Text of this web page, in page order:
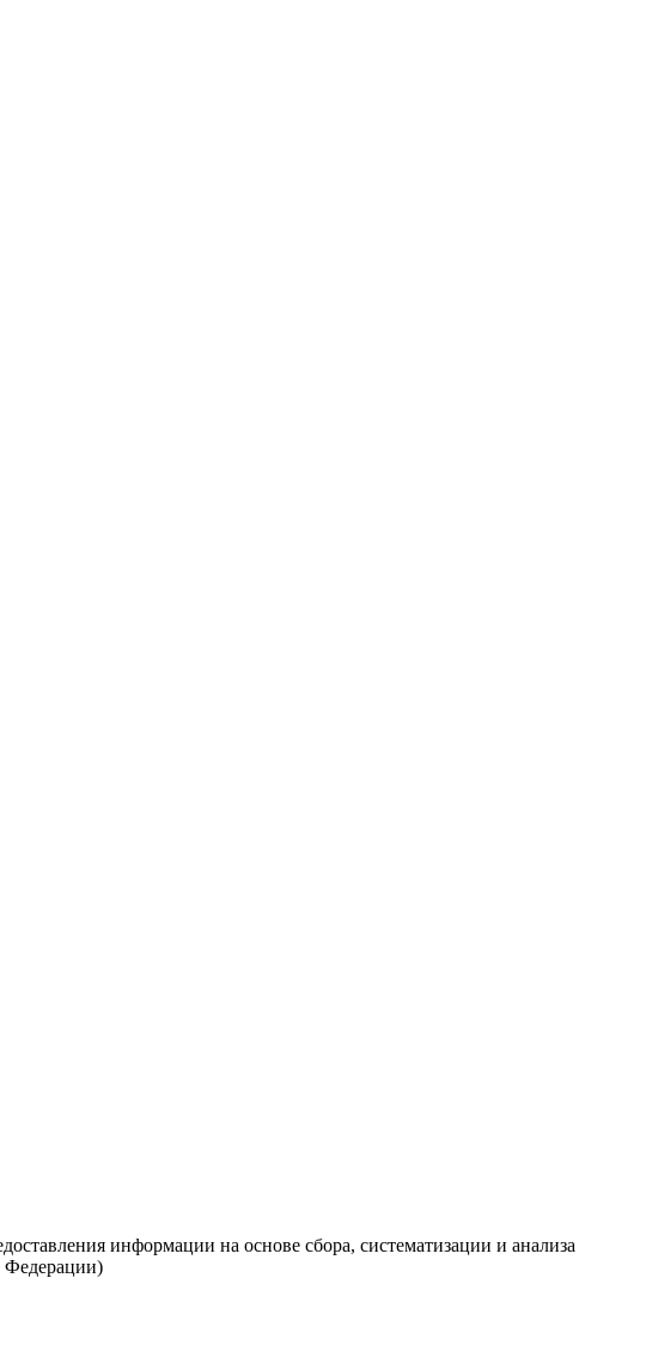
информации на основе сбора, систематизации и анализа
Федерации)